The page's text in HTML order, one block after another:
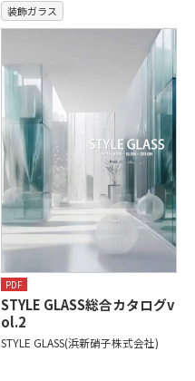
装飾ガラス
PDF
STYLE GLASS総合カタログv
ol.2
STYLE GLASS(浜新硝子株式会社)